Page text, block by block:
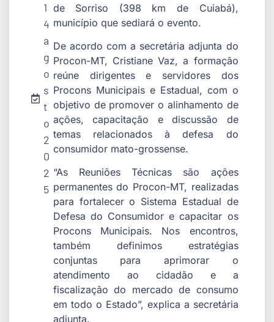
1
4
a
g
o
s
t
o
2
0
2
5
de Sorriso (398 km de Cuiabá),
município que sediará o evento.
De acordo com a secretária adjunta do
Procon-MT, Cristiane Vaz, a formação
reúne dirigentes e servidores dos
Procons Municipais e Estadual, com o
objetivo de promover o alinhamento de
ações, capacitação e discussão de
temas relacionados à defesa do
consumidor mato-grossense.
“As Reuniões Técnicas são ações
permanentes do Procon-MT, realizadas
para fortalecer o Sistema Estadual de
Defesa do Consumidor e capacitar os
Procons Municipais. Nos encontros,
também definimos estratégias
conjuntas para aprimorar o
atendimento ao cidadão e a
fiscalização do mercado de consumo
em todo o Estado”, explica a secretária
adjunta.